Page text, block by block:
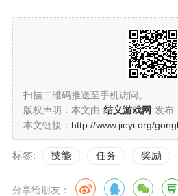
扫描二维码推送至手机访问。
版权声明：本文由 结义游戏网 发布
本文链接： http://www.jieyi.org/
标签: 技能 任务 奖励
分享给朋友：